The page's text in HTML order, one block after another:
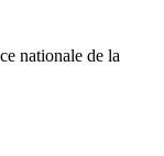
nationale de la